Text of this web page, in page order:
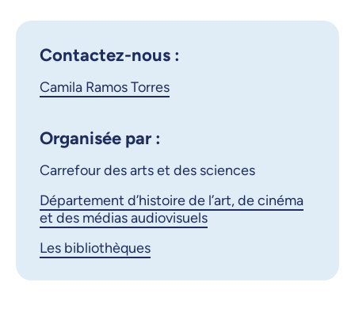
X.com
Copier le lien
Contactez-nous :
Camila Ramos Torres
Organisée par :
Carrefour des arts et des sciences
Département d’histoire de l’art, de cinéma
et des médias audiovisuels
Les bibliothèques